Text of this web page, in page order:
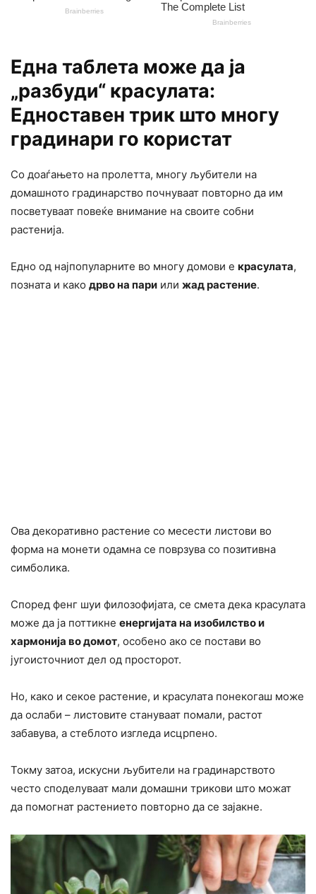
Една таблета може да ја
„разбуди“ красулата:
Едноставен трик што многу
градинари го користат
Со доаѓањето на пролетта, многу љубители на
домашното градинарство почнуваат повторно да им
посветуваат повеќе внимание на своите собни
растенија.
Едно од најпопуларните во многу домови е красулата,
позната и како дрво на пари или жад растение.
Ова декоративно растение со месести листови во
форма на монети одамна се поврзува со позитивна
симболика.
Според фенг шуи филозофијата, се смета дека красулата
може да ја поттикне енергијата на изобилство и
хармонија во домот, особено ако се постави во
југоисточниот дел од просторот.
Но, како и секое растение, и красулата понекогаш може
да ослаби – листовите стануваат помали, растот
забавува, а стеблото изгледа исцрпено.
Токму затоа, искусни љубители на градинарството
често споделуваат мали домашни трикови што можат
да помогнат растението повторно да се зајакне.